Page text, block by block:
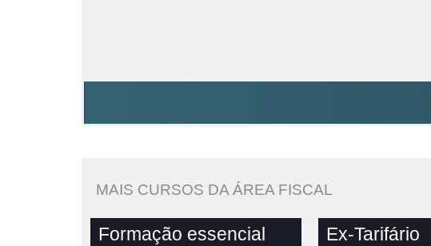
MAIS CURSOS DA ÁREA FISCAL
Formação essencial
Ex-Tarifário